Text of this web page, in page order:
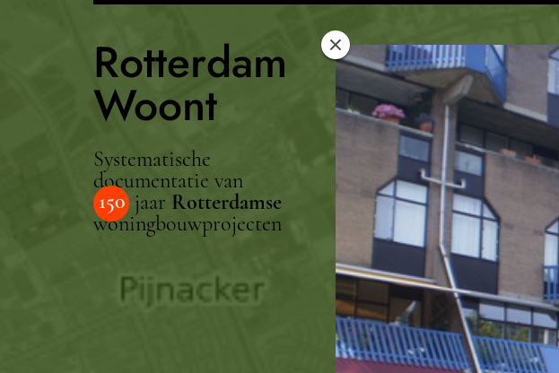
Rotterdam
Woont
Systematische
documentatie van
150 jaar Rotterdamse
woningbouwprojecten